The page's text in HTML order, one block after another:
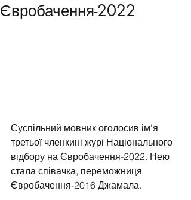
Євробачення-2022
Суспільний мовник оголосив ім'я
третьої членкині журі Національного
відбору на Євробачення-2022. Нею
стала співачка, переможниця
Євробачення-2016 Джамала.